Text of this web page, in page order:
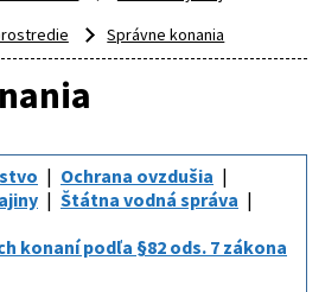
Správne konania
Ochrana ovzdušia
Štátna vodná správa
konaní podľa §82 ods. 7 zákona